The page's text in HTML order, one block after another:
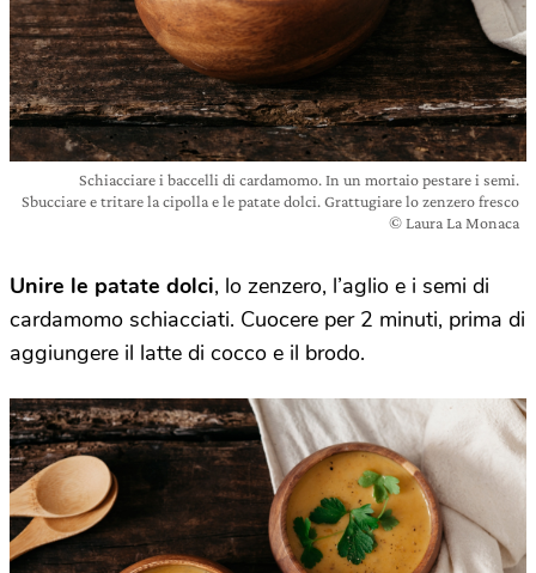
Schiacciare i baccelli di cardamomo. In un mortaio pestare i semi.
Sbucciare e tritare la cipolla e le patate dolci. Grattugiare lo zenzero fresco
© Laura La Monaca
Unire le patate dolci, lo zenzero, l’aglio e i semi di
cardamomo schiacciati. Cuocere per 2 minuti, prima di
aggiungere il latte di cocco e il brodo.